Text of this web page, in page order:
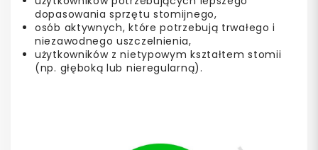
dopasowania sprzętu stomijnego,
osób aktywnych, które potrzebują trwałego i
niezawodnego uszczelnienia,
użytkowników z nietypowym kształtem stomii
(np. głęboką lub nieregularną).